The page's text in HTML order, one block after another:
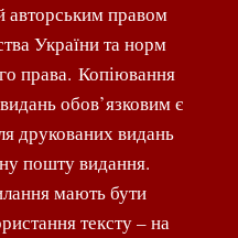
авторським правом
України та норм
права. Копіювання
обов’язковим є
друкованих видань
пошту видання.
мають бути
тексту – на